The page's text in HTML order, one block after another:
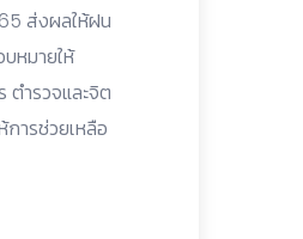
ส่งผลให้ฝน
หมายให้
ตำรวจและจิต
ารช่วยเหลือ